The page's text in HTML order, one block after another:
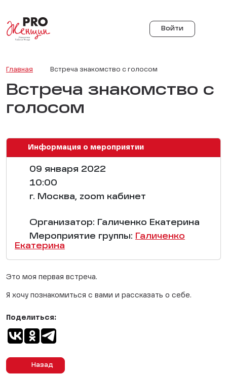
Войти
Главная Встреча знакомство с голосом
Встреча знакомство с
голосом
Информация о мероприятии
09 января 2022
10:00
г. Москва, zoom кабинет
Организатор: Галиченко Екатерина
Мероприятие группы:
Галиченко
Екатерина
Это моя первая встреча.
Я хочу познакомиться с вами и рассказать о себе.
Назад
Поделиться: